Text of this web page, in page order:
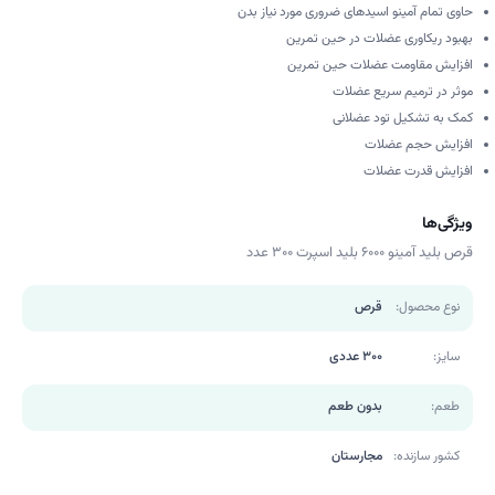
حاوی تمام آمینو اسیدهای ضروری مورد نیاز بدن
بهبود ریکاوری عضلات در حین تمرین
افزایش مقاومت عضلات حین تمرین
موثر در ترمیم سریع عضلات
کمک به تشکیل تود عضلانی
افزایش حجم عضلات
افزایش قدرت عضلات
ویژگی‌ها
قرص بلید آمینو 6000 بلید اسپرت 300 عدد
نوع محصول: قرص
سایز: 300 عددی
طعم: بدون طعم
کشور سازنده: مجارستان